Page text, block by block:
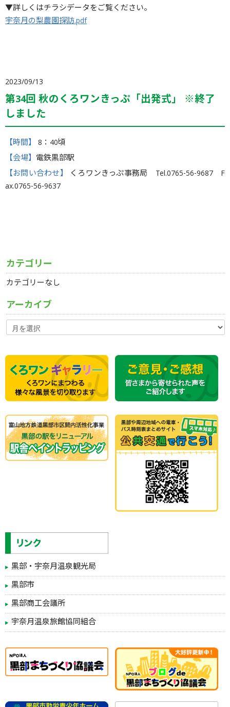
▼詳しくはチラシデータをご覧ください。
宇奈月の梨農園探訪.pdf
2023/09/13
第34回 秋のくろワンきっぷ「出発式」 ※終了
しました
【時間】 8：40頃
【会場】 電鉄黒部駅
【お問い合わせ】
くろワンきっぷ事務局 Tel.0765-56-9687 F
ax.0765-56-9637
カテゴリー
カテゴリーなし
アーカイブ
ア
ー
イ
ブ
黒部・宇奈月温泉観光局
黒部市
黒部商工会議所
宇奈月温泉旅館協同組合